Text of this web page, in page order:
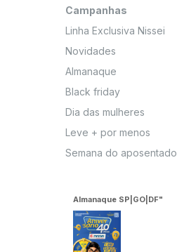
Campanhas
Linha Exclusiva Nissei
Novidades
Almanaque
Black friday
Dia das mulheres
Leve + por menos
Semana do aposentado
Almanaque SP|GO|DF"